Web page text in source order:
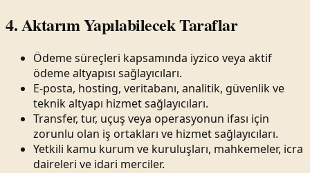
4. Aktarım Yapılabilecek Taraflar
Ödeme süreçleri kapsamında iyzico veya aktif
ödeme altyapısı sağlayıcıları.
E-posta, hosting, veritabanı, analitik, güvenlik ve
teknik altyapı hizmet sağlayıcıları.
Transfer, tur, uçuş veya operasyonun ifası için
zorunlu olan iş ortakları ve hizmet sağlayıcıları.
Yetkili kamu kurum ve kuruluşları, mahkemeler, icra
daireleri ve idari merciler.